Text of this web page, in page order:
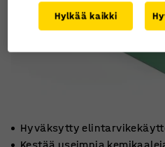
Hyväksytty
Hylkää kaikki